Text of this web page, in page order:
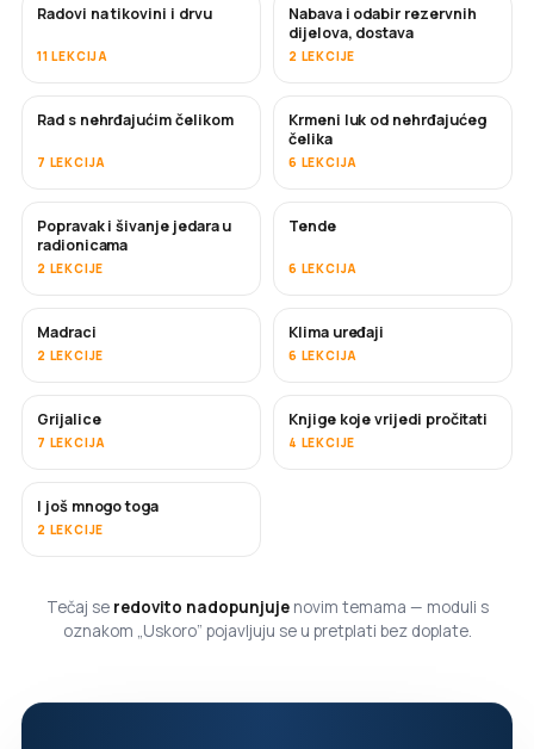
Radovi na tikovini i drvu
11 LEKCIJA
USKORO
Nabava i odabir rezervnih
dijelova, dostava
2 LEKCIJE
USKORO
Rad s nehrđajućim čelikom
7 LEKCIJA
Krmeni luk od nehrđajućeg
čelika
6 LEKCIJA
USKORO
Popravak i šivanje jedara u
radionicama
2 LEKCIJE
Tende
6 LEKCIJA
Madraci
2 LEKCIJE
USKORO
Klima uređaji
6 LEKCIJA
USKORO
Grijalice
7 LEKCIJA
USKORO
Knjige koje vrijedi pročitati
4 LEKCIJE
USKORO
I još mnogo toga
2 LEKCIJE
Tečaj se redovito nadopunjujenovim temama — moduli s
oznakom „Uskoro” pojavljuju se u pretplati bez doplate.